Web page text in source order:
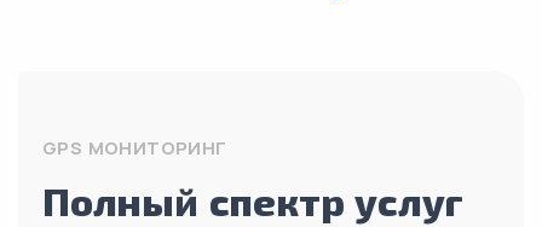
GPS МОНИТОРИНГ
Полный спектр услуг